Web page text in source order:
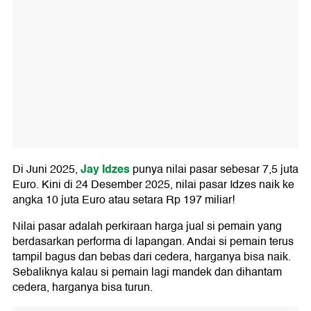
Di Juni 2025,Jay Idzespunya nilai pasar sebesar 7,5 juta
Euro. Kini di 24 Desember 2025, nilai pasar Idzes naik ke
angka 10 juta Euro atau setara Rp 197 miliar!
Nilai pasar adalah perkiraan harga jual si pemain yang
berdasarkan performa di lapangan. Andai si pemain terus
tampil bagus dan bebas dari cedera, harganya bisa naik.
Sebaliknya kalau si pemain lagi mandek dan dihantam
cedera, harganya bisa turun.